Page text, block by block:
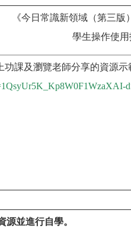
《今日常識新領域（第三版
學生操作使
功課及瀏覽老師分享的資源示
-
源並進行自學。